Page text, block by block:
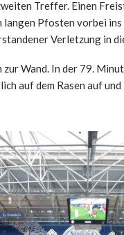
Treffer. Einen
langen Pfosten vorbei ins
Verletzung in
zur Wand. In der 79.
auf dem Rasen auf